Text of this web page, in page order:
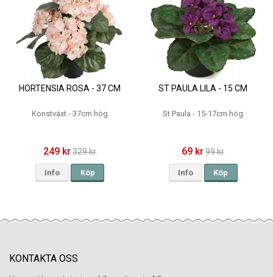
HORTENSIA ROSA - 37 CM
Konstväxt - 37cm hög
249 kr 329 kr
Info Köp
ST PAULA LILA - 15 CM
St Paula - 15-17cm hög
69 kr99 kr
Info Köp
KONTAKTA OSS